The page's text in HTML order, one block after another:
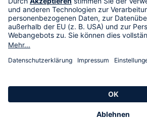
HSE International